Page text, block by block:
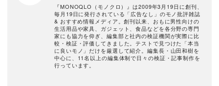
『MONOQLO（モノクロ）』は2009年3月19日に創刊、
毎月19日に発行されている「広告なし」のモノ批評雑誌
& おすすめ情報メディア。創刊以来、おもに男性向けの
生活用品や家具、ガジェット、食品などを各分野の専門
家にも協力を仰ぎ、編集部と社内の検証機関が実際に比
較・検証・評価してきました。テストで見つけた「本当
に良いモノ」だけを厳選して紹介。編集長・山田和樹を
中心に、11名以上の編集体制で日々の検証・記事制作を
行っています。